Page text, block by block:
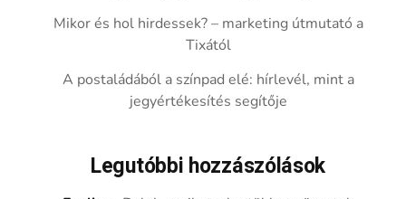
Mikor és hol hirdessek? – marketing útmutató a
Tixától
A postaládából a színpad elé: hírlevél, mint a
jegyértékesítés segítője
Legutóbbi hozzászólások